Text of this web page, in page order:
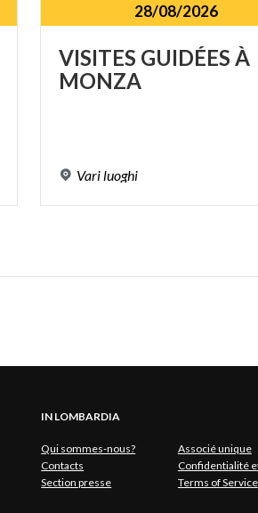
28/08/2026
VISITES GUIDÉES À
MONZA
Variluoghi
IN LOMBARDIA
Qui sommes-nous?
Associé unique
Contacts
Confidentialité
Section presse
Terms of Service